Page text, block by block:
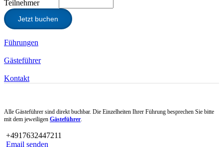
Teilnehmer
Jetzt buchen
Führungen
Gästeführer
Kontakt
Alle Gästeführer sind direkt buchbar. Die Einzelheiten Ihrer Führung besprechen Sie bitte
mit dem jeweiligen Gästeführer.
+4917632447211
Email senden